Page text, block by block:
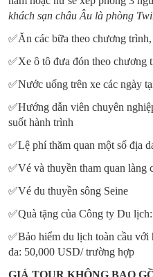
khách sạn châu Âu là phòng
✅Ăn các bữa theo chương
✅Xe ô tô đưa đón theo chương
✅Nước uống trên xe các ngày
✅Hướng dẫn viên chuyên
suốt hành trình
✅Lệ phí thăm quan một số địa
✅Vé và thuyền tham quan làng
✅Vé du thuyền sông Seine
✅Quà tặng của Công ty Du
✅Bảo hiểm du lịch toàn cầu
đa: 50,000 USD/ trường hợp